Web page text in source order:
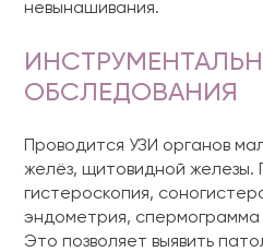
невынашивания.
ОБСЛЕДОВАНИЯ
Проводится УЗИ органов
желёз, щитовидной железы.
гистероскопия,
эндометрия, спермограмма
Это позволяет выявить